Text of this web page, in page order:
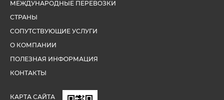
МЕЖДУНАРОДНЫЕ ПЕРЕВОЗКИ
СТРАНЫ
СОПУТСТВУЮЩИЕ УСЛУГИ
О КОМПАНИИ
ПОЛЕЗНАЯ ИНФОРМАЦИЯ
КОНТАКТЫ
КАРТА САЙТА